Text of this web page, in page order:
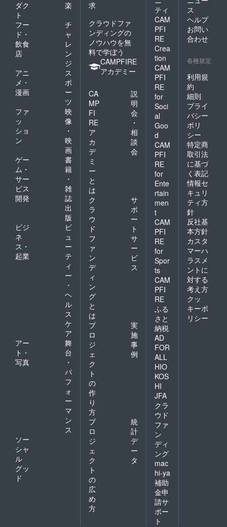
ダク
ト
楽
フー
ド・
飲食
店
チ
ャ
レ
ン
ジ
アニ
メ・
漫画
ス
ポ
ー
ツ
ファ
ッ
ショ
ン
映
像
・
映
画
ゲー
ム・
サー
ビス
開発
書
籍
・
雑
誌
出
版
ビジ
ネ
ス・
起業
ビ
ュ
ー
テ
ィ
ー
・
ヘ
ル
ス
ケ
ア
アー
ト・
写真
舞
台
・
パ
フ
ォ
ー
マ
ン
ス
ソー
シャ
ル
グッ
ド
求
クラウドファ
ンディングの
ノウハウを無
料で学ぼう
CAMPFIRE
アカデミー
CA
MP
FI
RE
ア
カ
デ
ミ
ー
と
は
説
明
会
・
相
談
会
ク
ラ
ウ
ド
フ
ァ
ン
デ
ィ
ン
グ
と
は
サ
ポ
ー
ト
サ
ー
ビ
ス
プ
ロ
ジ
ェ
ク
ト
の
作
り
方
実
施
事
例
プ
ロ
ジ
ェ
ク
ト
の
広
め
方
統
計
デ
ー
タ
ティ
CAM
PFI
RE
Crea
tion
CAM
PFI
RE
for
Soci
al
Goo
d
CAM
PFI
RE
for
Ente
rtain
men
t
CAM
PFI
RE
for
Spor
ts
CAM
PFI
RE
ふる
さと
納税
AD
FOR
ALL
HIO
KOS
HI
JFA
クラ
ウド
ファ
ン
ディ
ング
mac
hi-ya
補助
金申
請サ
ポー
ト
ス
ヘルプ
お問い
合わせ
各種規定
利用規
約
細則
プライ
バシー
ポリ
シー
特定商
取引法
に基づ
く表記
情報セ
キュリ
ティ方
針
反社基
本方針
カスタ
マーハ
ラスメ
ントに
対する
考え方
クッ
キーポ
リシー